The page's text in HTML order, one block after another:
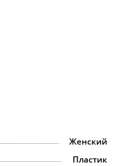
Женский
Пластик